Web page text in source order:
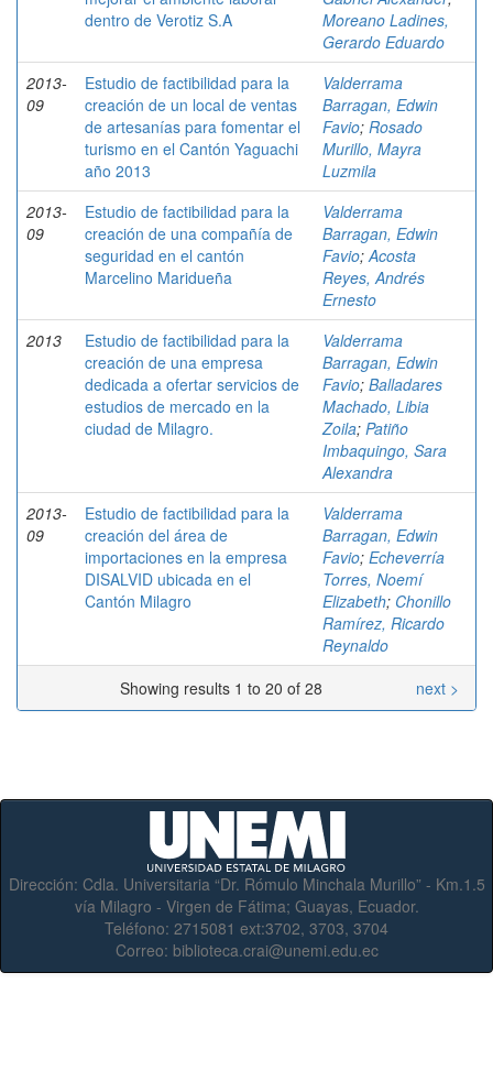
dentro de Verotiz S.A
Moreano Ladines,
Gerardo Eduardo
2013-
09
Estudio de factibilidad para la
creación de un local de ventas
de artesanías para fomentar el
turismo en el Cantón Yaguachi
año 2013
Valderrama
Barragan, Edwin
Favio; Rosado
Murillo, Mayra
Luzmila
2013-
09
Estudio de factibilidad para la
creación de una compañía de
seguridad en el cantón
Marcelino Maridueña
Valderrama
Barragan, Edwin
Favio; Acosta
Reyes, Andrés
Ernesto
2013
Estudio de factibilidad para la
creación de una empresa
dedicada a ofertar servicios de
estudios de mercado en la
ciudad de Milagro.
Valderrama
Barragan, Edwin
Favio; Balladares
Machado, Libia
Zoila; Patiño
Imbaquingo, Sara
Alexandra
2013-
09
Estudio de factibilidad para la
creación del área de
importaciones en la empresa
DISALVID ubicada en el
Cantón Milagro
Valderrama
Barragan, Edwin
Favio; Echeverría
Torres, Noemí
Elizabeth; Chonillo
Ramírez, Ricardo
Reynaldo
Showing results 1 to 20 of 28
next >
Dirección: Cdla. Universitaria “Dr. Rómulo Minchala Murillo” - Km.1.5
vía Milagro - Virgen de Fátima; Guayas, Ecuador.
Teléfono: 2715081 ext:3702, 3703, 3704
Correo: biblioteca.crai@unemi.edu.ec